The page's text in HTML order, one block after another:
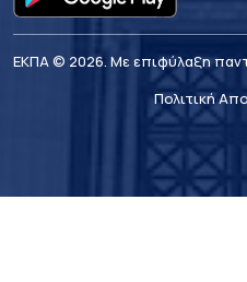
ΕΚΠΑ © 2026. Με επιφύλαξη
Πολιτική